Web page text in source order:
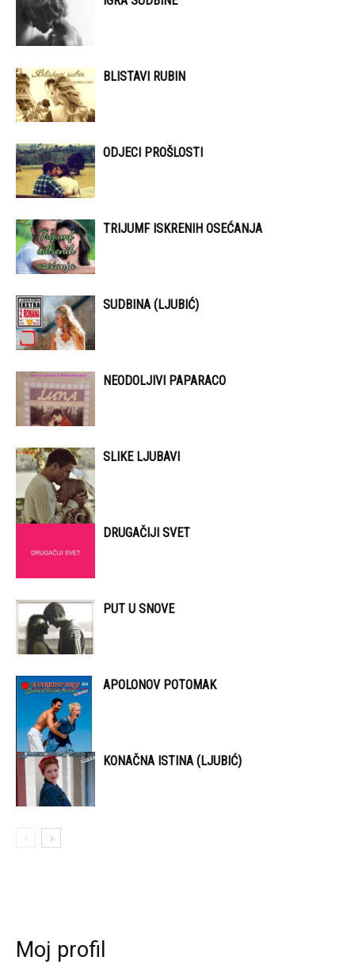
BLISTAVI RUBIN
ODJECI PROŠLOSTI
TRIJUMF ISKRENIH OSEĆANJA
SUDBINA (LJUBIĆ)
NEODOLJIVI PAPARACO
SLIKE LJUBAVI
DRUGAČIJI SVET
PUT U SNOVE
APOLONOV POTOMAK
KONAČNA ISTINA (LJUBIĆ)
Moj profil